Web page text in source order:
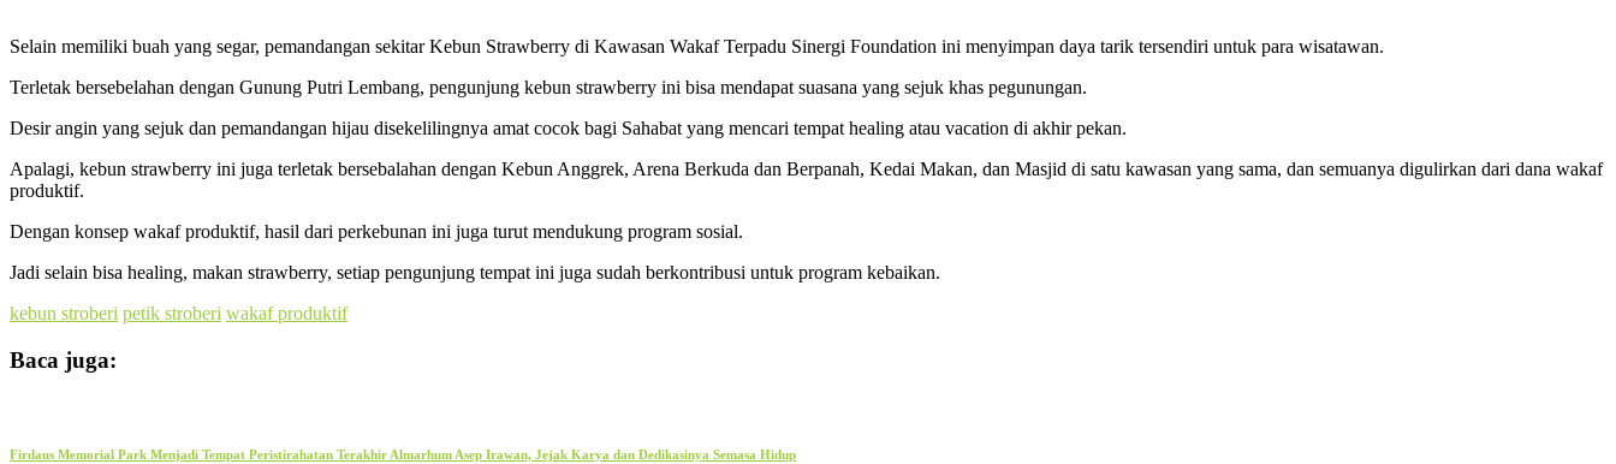
Selain memiliki buah yang segar, pemandangan sekitar Kebun Strawberry di Kawasan Wakaf Terpadu Sinergi Foundation ini menyimpan daya tarik tersendiri untuk para wisatawan.
Terletak bersebelahan dengan Gunung Putri Lembang, pengunjung kebun strawberry ini bisa mendapat suasana yang sejuk khas pegunungan.
Desir angin yang sejuk dan pemandangan hijau disekelilingnya amat cocok bagi Sahabat yang mencari tempat healing atau vacation di akhir pekan.
Apalagi, kebun strawberry ini juga terletak bersebalahan dengan Kebun Anggrek, Arena Berkuda dan Berpanah, Kedai Makan, dan Masjid di satu kawasan yang sama, dan semuanya digulirkan dari dana wakaf
produktif.
Dengan konsep wakaf produktif, hasil dari perkebunan ini juga turut mendukung program sosial.
Jadi selain bisa healing, makan strawberry, setiap pengunjung tempat ini juga sudah berkontribusi untuk program kebaikan.
kebun stroberi petik stroberi wakaf produktif
Baca juga:
Firdaus Memorial Park Menjadi Tempat Peristirahatan Terakhir Almarhum Asep Irawan, Jejak Karya dan Dedikasinya Semasa Hidup